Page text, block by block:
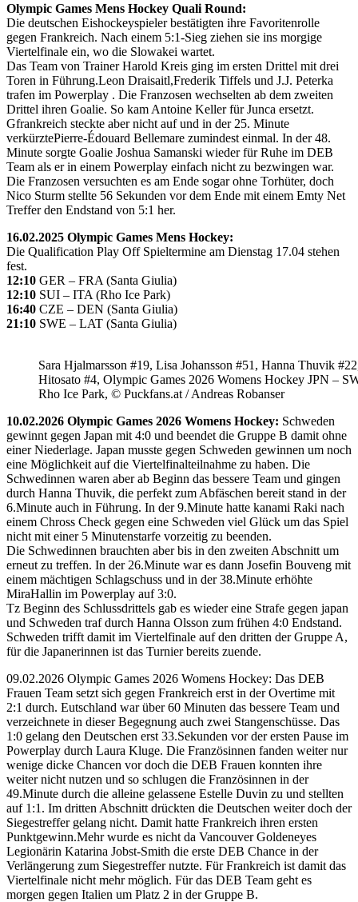
Olympic Games Mens Hockey Quali Round:
Die deutschen Eishockeyspieler bestätigten ihre Favoritenrolle
gegen Frankreich. Nach einem 5:1-Sieg ziehen sie ins morgige
Viertelfinale ein, wo die Slowakei wartet.
Das Team von Trainer Harold Kreis ging im ersten Drittel mit drei
Toren in Führung.Leon Draisaitl,Frederik Tiffels und J.J. Peterka
trafen im Powerplay . Die Franzosen wechselten ab dem zweiten
Drittel ihren Goalie. So kam Antoine Keller für Junca ersetzt.
Gfrankreich steckte aber nicht auf und in der 25. Minute
verkürztePierre-Édouard Bellemare zumindest einmal. In der 48.
Minute sorgte Goalie Joshua Samanski wieder für Ruhe im DEB
Team als er in einem Powerplay einfach nicht zu bezwingen war.
Die Franzosen versuchten es am Ende sogar ohne Torhüter, doch
Nico Sturm stellte 56 Sekunden vor dem Ende mit einem Emty Net
Treffer den Endstand von 5:1 her.
16.02.2025 Olympic Games Mens Hockey:
Die Qualification Play Off Spieltermine am Dienstag 17.04 stehen
fest.
12:10 GER – FRA (Santa Giulia)
12:10 SUI – ITA (Rho Ice Park)
16:40 CZE – DEN (Santa Giulia)
21:10 SWE – LAT (Santa Giulia)
Sara Hjalmarsson #19, Lisa Johansson #51, Hanna Thuvik
Hitosato #4, Olympic Games 2026 Womens Hockey JPN –
Rho Ice Park, © Puckfans.at / Andreas Robanser
10.02.2026 Olympic Games 2026 Womens Hockey: Schweden
gewinnt gegen Japan mit 4:0 und beendet die Gruppe B damit ohne
einer Niederlage. Japan musste gegen Schweden gewinnen um noch
eine Möglichkeit auf die Viertelfinalteilnahme zu haben. Die
Schwedinnen waren aber ab Beginn das bessere Team und gingen
durch Hanna Thuvik, die perfekt zum Abfäschen bereit stand in der
6.Minute auch in Führung. In der 9.Minute hatte kanami Raki nach
einem Chross Check gegen eine Schweden viel Glück um das Spiel
nicht mit einer 5 Minutenstarfe vorzeitig zu beenden.
Die Schwedinnen brauchten aber bis in den zweiten Abschnitt um
erneut zu treffen. In der 26.Minute war es dann Josefin Bouveng mit
einem mächtigen Schlagschuss und in der 38.Minute erhöhte
MiraHallin im Powerplay auf 3:0.
Tz Beginn des Schlussdrittels gab es wieder eine Strafe gegen japan
und Schweden traf durch Hanna Olsson zum frühen 4:0 Endstand.
Schweden trifft damit im Viertelfinale auf den dritten der Gruppe A,
für die Japanerinnen ist das Turnier bereits zuende.
09.02.2026 Olympic Games 2026 Womens Hockey: Das DEB
Frauen Team setzt sich gegen Frankreich erst in der Overtime mit
2:1 durch. Eutschland war über 60 Minuten das bessere Team und
verzeichnete in dieser Begegnung auch zwei Stangenschüsse. Das
1:0 gelang den Deutschen erst 33.Sekunden vor der ersten Pause im
Powerplay durch Laura Kluge. Die Französinnen fanden weiter nur
wenige dicke Chancen vor doch die DEB Frauen konnten ihre
weiter nicht nutzen und so schlugen die Französinnen in der
49.Minute durch die alleine gelassene Estelle Duvin zu und stellten
auf 1:1. Im dritten Abschnitt drückten die Deutschen weiter doch der
Siegestreffer gelang nicht. Damit hatte Frankreich ihren ersten
Punktgewinn.Mehr wurde es nicht da Vancouver Goldeneyes
Legionärin Katarina Jobst-Smith die erste DEB Chance in der
Verlängerung zum Siegestreffer nutzte. Für Frankreich ist damit das
Viertelfinale nicht mehr möglich. Für das DEB Team geht es
morgen gegen Italien um Platz 2 in der Gruppe B.